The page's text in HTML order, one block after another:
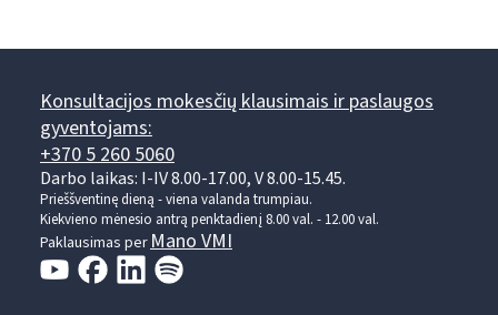
Konsultacijos mokesčių klausimais ir paslaugos
gyventojams:
+370 5 260 5060
Darbo laikas: I-IV 8.00-17.00, V 8.00-15.45.
Prieššventinę dieną - viena valanda trumpiau.
Kiekvieno mėnesio antrą penktadienį 8.00 val. - 12.00 val.
Paklausimas perMano VMI